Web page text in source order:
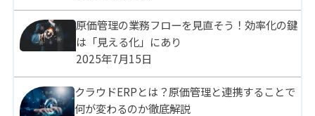
原価管理の業務フローを見直そう！効率化の鍵
は「見える化」にあり
2025年7月15日
クラウドERPとは？原価管理と連携することで
何が変わるのか徹底解説